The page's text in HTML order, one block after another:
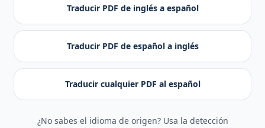
Traducir PDF de inglés a español
Traducir PDF de español a inglés
Traducir cualquier PDF al español
¿No sabes el idioma de origen? Usa la detección